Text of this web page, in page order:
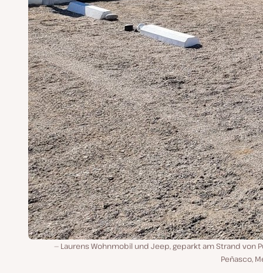
Laurens Wohnmobil und Jeep, geparkt am Strand von
Peñasco,